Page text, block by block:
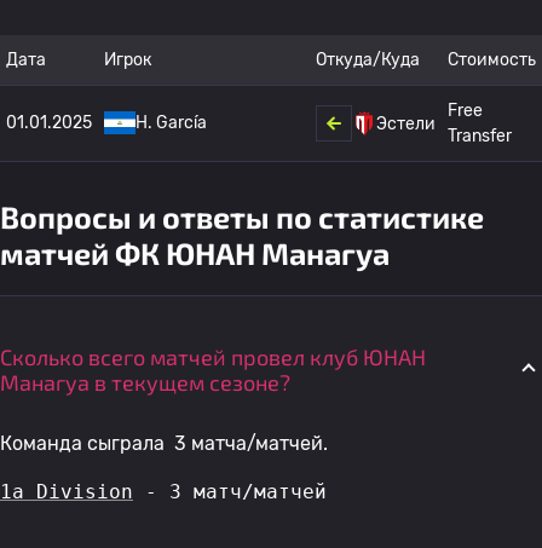
Дата Игрок Откуда/Куда Стоимость
01.01.2025 H. García Эстели
Free
Transfer
Вопросы и ответы по статистике
матчей ФК ЮНАН Манагуа
Сколько всего матчей провел клуб ЮНАН
Манагуа в текущем сезоне?
Команда сыграла 3 матча/матчей.
1a Division - 3 матч/матчей